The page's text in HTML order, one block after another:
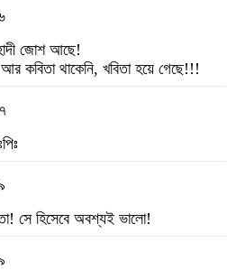
জোশ আছে!
কবিতা থাকেনি, খবিতা হয়ে গেছে!!!
সে হিসেবে অবশ্যই ভালো!